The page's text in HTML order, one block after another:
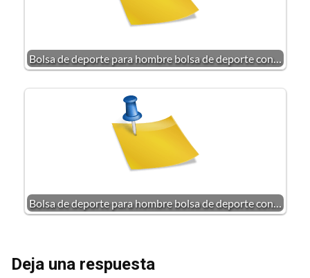
Bolsa de deporte para hombre bolsa de deporte con…
Bolsa de deporte para hombre bolsa de deporte con…
Deja una respuesta